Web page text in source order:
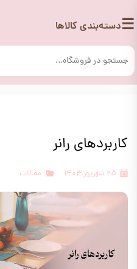
☰دسته‌بندی کالاها
کاربردهای رانر
۲۵ شهریور ۱۴۰۳ مقالات